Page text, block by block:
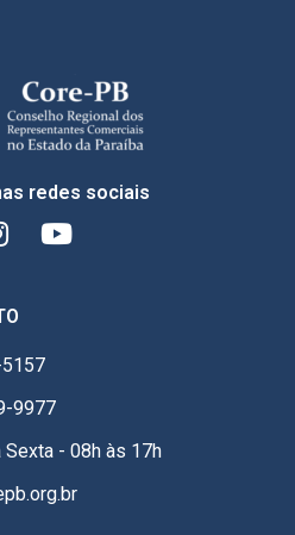
redes sociais
9977
Sexta - 08h às 17h